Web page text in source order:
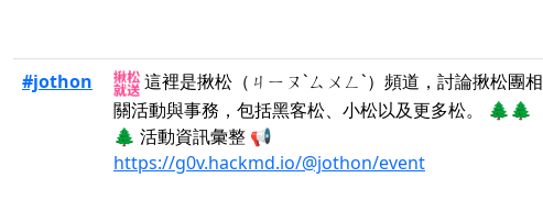
#jothon
這裡是揪松（ㄐㄧㄡˋㄙㄨㄥˋ）頻道，討論揪松團相
關活動與事務，包括黑客松、小松以及更多松。 🌲🌲
🌲 活動資訊彙整 📢
https://g0v.hackmd.io/@jothon/event